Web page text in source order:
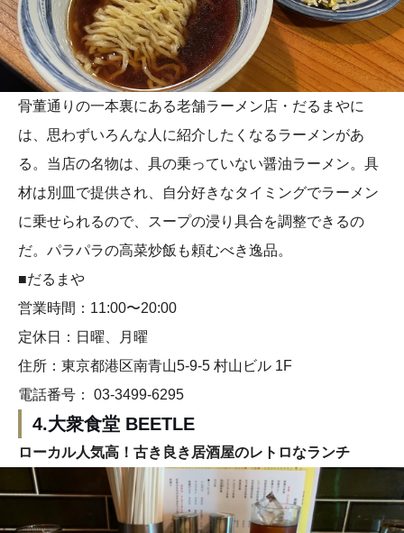
骨董通りの一本裏にある老舗ラーメン店・だるまやに
は、思わずいろんな人に紹介したくなるラーメンがあ
る。当店の名物は、具の乗っていない醤油ラーメン。具
材は別皿で提供され、自分好きなタイミングでラーメン
に乗せられるので、スープの浸り具合を調整できるの
だ。パラパラの高菜炒飯も頼むべき逸品。
■だるまや
営業時間：11:00〜20:00
定休日：日曜、月曜
住所：東京都港区南青山5-9-5 村山ビル 1F
電話番号： 03-3499-6295
4.大衆食堂 BEETLE
ローカル人気高！古き良き居酒屋のレトロなランチ